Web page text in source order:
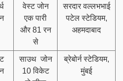
वेस्ट जोन
एक पारी
और 81 रन
से
सरदार वल्लभभाई
पटेल स्टेडियम,
अहमदाबाद
साउथ जोन
10 विकेट
ब्रेबोर्न स्टेडियम,
मुंबई